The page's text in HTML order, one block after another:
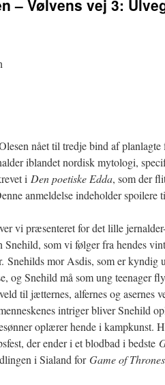
– Vølvens vej 3:
nået til tredje bind af planlagte
iblandet nordisk mytologi,
i Den poetiske Edda, som der
anmeldelse indeholder spoilere
vi præsenteret for det lille
som vi følger fra hendes
mor Asdis, som er kyndig
og Snehild må som ung teenager
til jætternes, alfernes og asernes
intriger bliver Snehild
oplærer hende i kampkunst.
der ender i et blodbad i bedste
i Sialand forGame of Thrones